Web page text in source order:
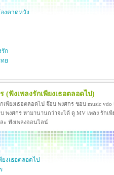
งคาดหวัง
รัก
ทย
(ฟังเพลงรักเพียงเธอตลอดไป)
เพียงเธอตลอดไป จ๊อบ พงศกร ชอบ music
พงศกร หามานานกว่าจะได้ ดู MV เพลง รักเ
ะ ฟังเพลงออนไลน์
ยงเธอตลอดไป